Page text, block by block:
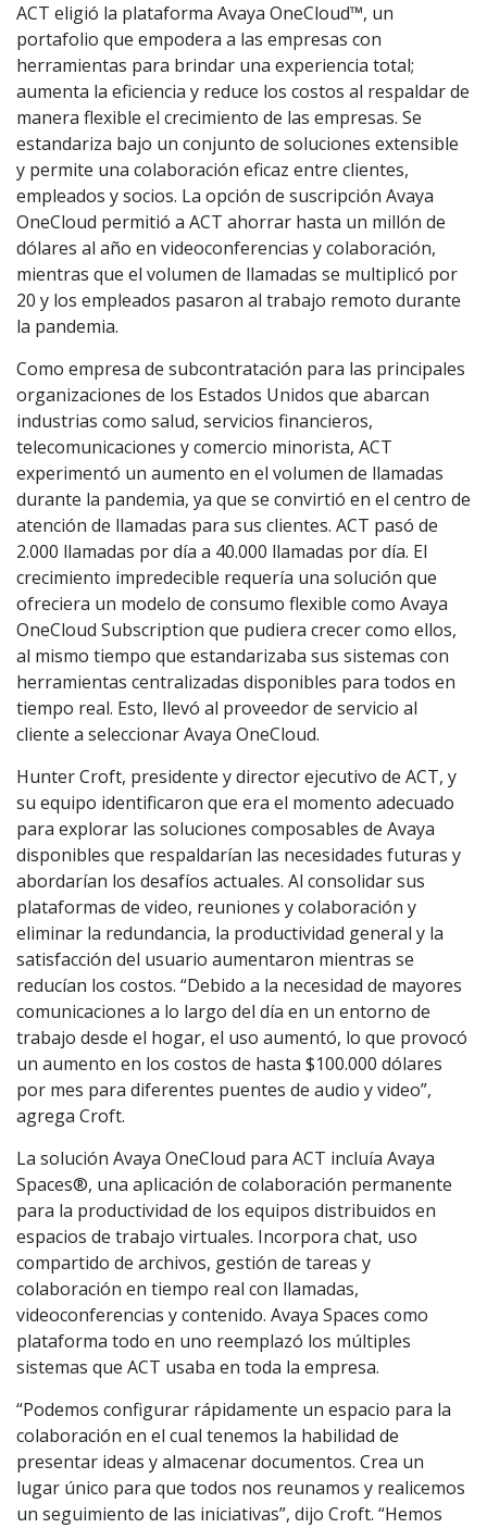
ACT eligió la plataforma Avaya OneCloud™, un
portafolio que empodera a las empresas con
herramientas para brindar una experiencia total;
aumenta la eficiencia y reduce los costos al respaldar de
manera flexible el crecimiento de las empresas. Se
estandariza bajo un conjunto de soluciones extensible
y permite una colaboración eficaz entre clientes,
empleados y socios. La opción de suscripción Avaya
OneCloud permitió a ACT ahorrar hasta un millón de
dólares al año en videoconferencias y colaboración,
mientras que el volumen de llamadas se multiplicó por
20 y los empleados pasaron al trabajo remoto durante
la pandemia.
Como empresa de subcontratación para las principales
organizaciones de los Estados Unidos que abarcan
industrias como salud, servicios financieros,
telecomunicaciones y comercio minorista, ACT
experimentó un aumento en el volumen de llamadas
durante la pandemia, ya que se convirtió en el centro de
atención de llamadas para sus clientes. ACT pasó de
2.000 llamadas por día a 40.000 llamadas por día. El
crecimiento impredecible requería una solución que
ofreciera un modelo de consumo flexible como Avaya
OneCloud Subscription que pudiera crecer como ellos,
al mismo tiempo que estandarizaba sus sistemas con
herramientas centralizadas disponibles para todos en
tiempo real. Esto, llevó al proveedor de servicio al
cliente a seleccionar Avaya OneCloud.
Hunter Croft, presidente y director ejecutivo de ACT, y
su equipo identificaron que era el momento adecuado
para explorar las soluciones composables de Avaya
disponibles que respaldarían las necesidades futuras y
abordarían los desafíos actuales. Al consolidar sus
plataformas de video, reuniones y colaboración y
eliminar la redundancia, la productividad general y la
satisfacción del usuario aumentaron mientras se
reducían los costos. “Debido a la necesidad de mayores
comunicaciones a lo largo del día en un entorno de
trabajo desde el hogar, el uso aumentó, lo que provocó
un aumento en los costos de hasta $100.000 dólares
por mes para diferentes puentes de audio y video”,
agrega Croft.
La solución Avaya OneCloud para ACT incluía Avaya
Spaces®, una aplicación de colaboración permanente
para la productividad de los equipos distribuidos en
espacios de trabajo virtuales. Incorpora chat, uso
compartido de archivos, gestión de tareas y
colaboración en tiempo real con llamadas,
videoconferencias y contenido. Avaya Spaces como
plataforma todo en uno reemplazó los múltiples
sistemas que ACT usaba en toda la empresa.
“Podemos configurar rápidamente un espacio para la
colaboración en el cual tenemos la habilidad de
presentar ideas y almacenar documentos. Crea un
lugar único para que todos nos reunamos y realicemos
un seguimiento de las iniciativas”, dijo Croft. “Hemos